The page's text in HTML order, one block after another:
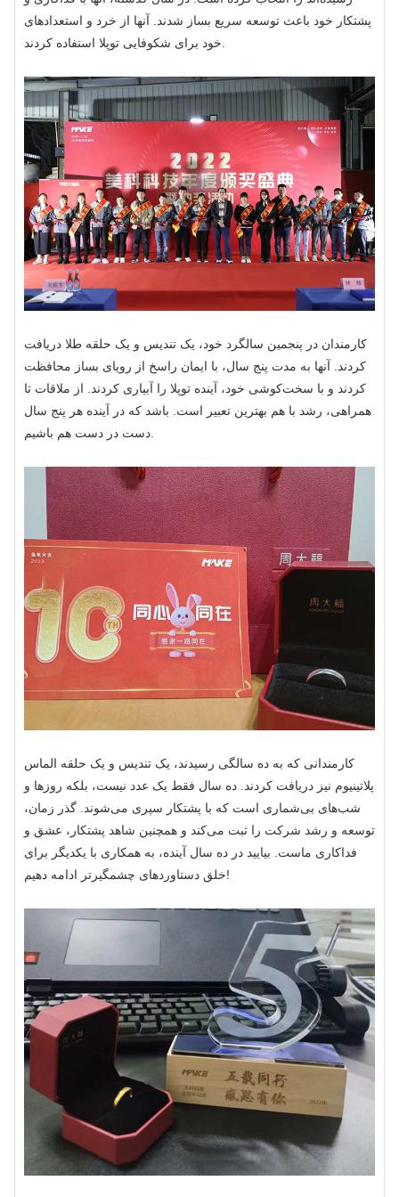
پشتکار خود باعث توسعه سریع بساز شدند. آنها از خرد و استعدادهای
خود برای شکوفایی توپلا استفاده کردند.
کارمندان در پنجمین سالگرد خود، یک تندیس و یک حلقه طلا دریافت
کردند. آنها به مدت پنج سال، با ایمان راسخ از رویای بساز محافظت
کردند و با سخت‌کوشی خود، آینده توپلا را آبیاری کردند. از ملاقات تا
همراهی، رشد با هم بهترین تعبیر است. باشد که در آینده هر پنج سال
کارمندانی که به ده سالگی رسیدند، یک تندیس و یک حلقه الماس
پلاتینیوم نیز دریافت کردند. ده سال فقط یک عدد نیست، بلکه روزها و
شب‌های بی‌شماری است که با پشتکار سپری می‌شوند. گذر زمان،
توسعه و رشد شرکت را ثبت می‌کند و همچنین شاهد پشتکار، عشق و
فداکاری ماست. بیایید در ده سال آینده، به همکاری با یکدیگر برای
خلق دستاوردهای چشمگیرتر ادامه دهیم!